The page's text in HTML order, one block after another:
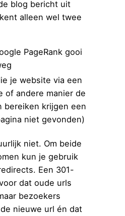
blog bericht uit
alleen wel twee
PageRank gooi
je website via een
of andere manier de
bereiken krijgen een
niet gevonden)
niet. Om beide
kun je gebruik
Een 301-
dat oude urls
bezoekers
nieuwe url én dat